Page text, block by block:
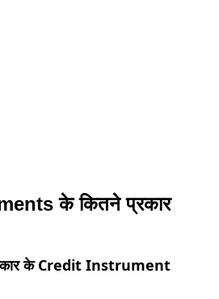
के कितने प्रकार
के Credit Instrument